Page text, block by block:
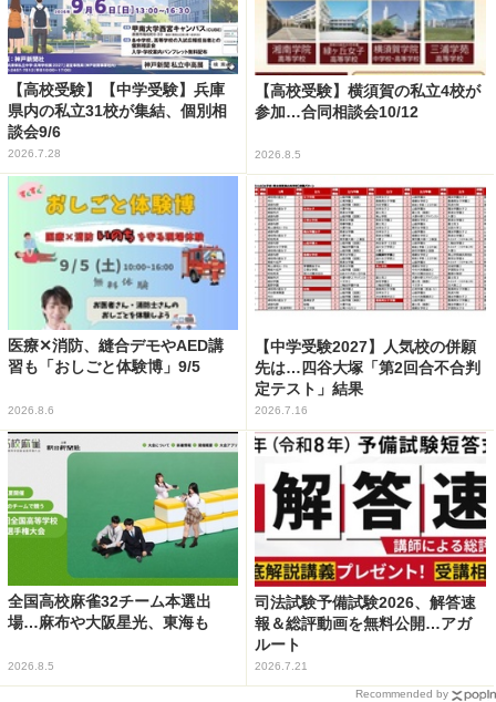
【高校受験】【中学受験】兵庫
県内の私立31校が集結、個別相
談会9/6
2026.7.28
【高校受験】横須賀の私立4校が
参加…合同相談会10/12
2026.8.5
医療✕消防、縫合デモやAED講
習も「おしごと体験博」9/5
2026.8.6
【中学受験2027】人気校の併願
先は…四谷大塚「第2回合不合判
定テスト」結果
2026.7.16
全国高校麻雀32チーム本選出
場…麻布や大阪星光、東海も
2026.8.5
司法試験予備試験2026、解答速
報＆総評動画を無料公開…アガ
ルート
2026.7.21
Recommended by